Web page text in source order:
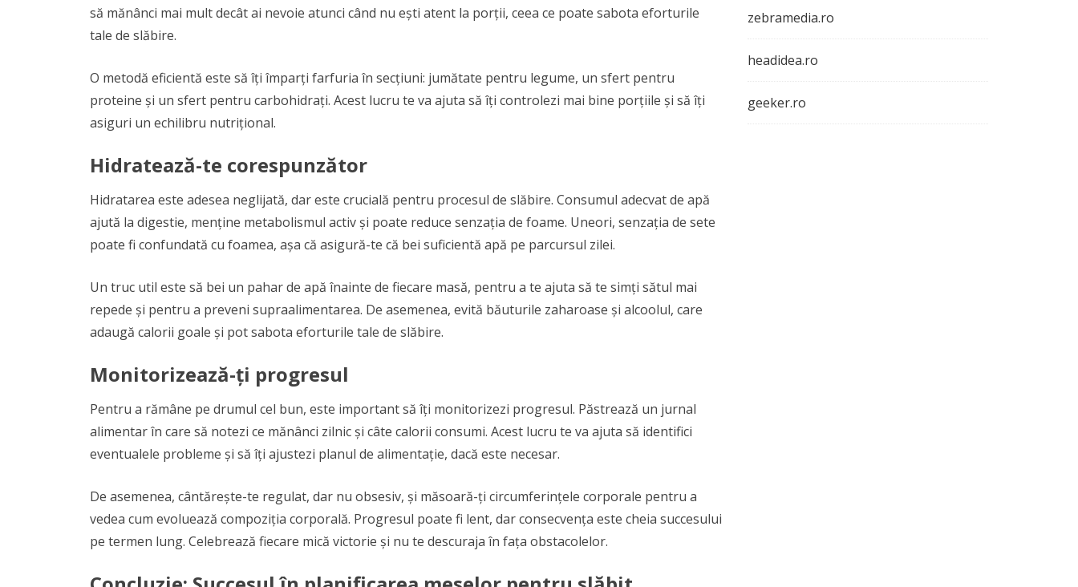
să mănânci mai mult decât ai nevoie atunci când nu ești atent la porții, ceea ce poate sabota eforturile
tale de slăbire.
O metodă eficientă este să îți împarți farfuria în secțiuni: jumătate pentru legume, un sfert pentru
proteine și un sfert pentru carbohidrați. Acest lucru te va ajuta să îți controlezi mai bine porțiile și să îți
asiguri un echilibru nutrițional.
Hidratează-te corespunzător
Hidratarea este adesea neglijată, dar este crucială pentru procesul de slăbire. Consumul adecvat de apă
ajută la digestie, menține metabolismul activ și poate reduce senzația de foame. Uneori, senzația de sete
poate fi confundată cu foamea, așa că asigură-te că bei suficientă apă pe parcursul zilei.
Un truc util este să bei un pahar de apă înainte de fiecare masă, pentru a te ajuta să te simți sătul mai
repede și pentru a preveni supraalimentarea. De asemenea, evită băuturile zaharoase și alcoolul, care
adaugă calorii goale și pot sabota eforturile tale de slăbire.
Monitorizează-ți progresul
Pentru a rămâne pe drumul cel bun, este important să îți monitorizezi progresul. Păstrează un jurnal
alimentar în care să notezi ce mănânci zilnic și câte calorii consumi. Acest lucru te va ajuta să identifici
eventualele probleme și să îți ajustezi planul de alimentație, dacă este necesar.
De asemenea, cântărește-te regulat, dar nu obsesiv, și măsoară-ți circumferințele corporale pentru a
vedea cum evoluează compoziția corporală. Progresul poate fi lent, dar consecvența este cheia succesului
pe termen lung. Celebrează fiecare mică victorie și nu te descuraja în fața obstacolelor.
zebramedia.ro
headidea.ro
geeker.ro